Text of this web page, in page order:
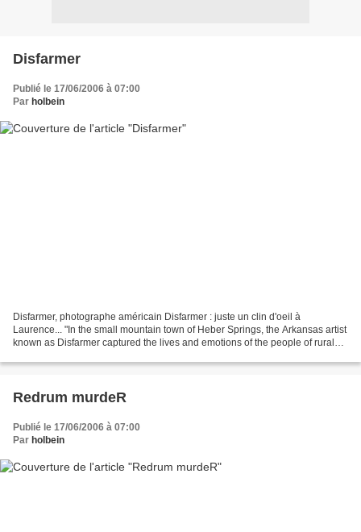
Disfarmer
Publié le 17/06/2006 à 07:00
Par holbein
Disfarmer, photographe américain Disfarmer : juste un clin d'oeil à
Laurence... "In the small mountain town of Heber Springs, the Arkansas artist
known as Disfarmer captured the lives and emotions of the people of rural
Redrum murdeR
Publié le 17/06/2006 à 07:00
Par holbein